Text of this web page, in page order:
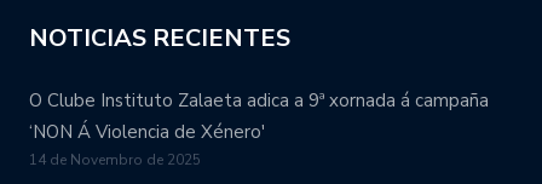
NOTICIAS RECIENTES
O Clube Instituto Zalaeta adica a 9ª xornada á campaña
‘NON Á Violencia de Xénero'
14 de Novembro de 2025